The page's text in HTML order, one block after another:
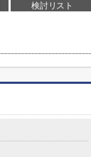
検討リスト